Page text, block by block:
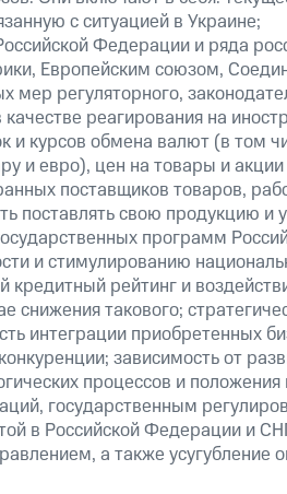
с ситуацией в Украине;
Федерации и ряда
Европейским союзом,
регуляторного,
реагирования на
и курсов обмена валют (в том
и евро), цен на товары и
поставщиков товаров,
поставлять свою продукцию и
программ
и стимулированию
рейтинг и
снижения такового;
интеграции приобретенных
зависимость от
процессов и
государственным
в Российской Федерации и
а также усугубление